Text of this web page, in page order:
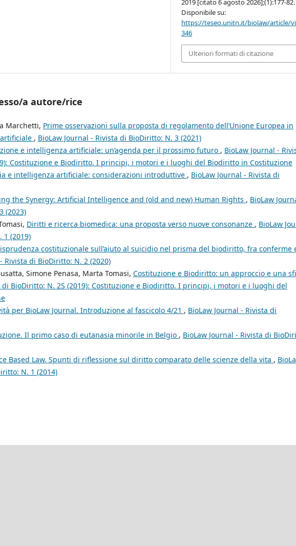
2019 [citato 6 agosto 2026];(1):177-82.
Disponibile su:
https://teseo.unitn.it/biolaw/article/
346
Ulteriori formati di citazione
a autore/rice
Marchetti, Prime osservazioni sulla proposta di regolamento dell’Unione Europea in
, BioLaw Journal - Rivista di BioDiritto: N. 3 (2021)
e intelligenza artificiale: un’agenda per il prossimo futuro , BioLaw Journal -
Costituzione e Biodiritto. I principi, i motori e i luoghi del Biodiritto in Costituzione
e intelligenza artificiale: considerazioni introduttive , BioLaw Journal - Rivista di
the Synergy: Artificial Intelligence and (old and new) Human Rights , BioLaw
(2023)
Diritti e ricerca biomedica: una proposta verso nuove consonanze , BioLaw
1 (2019)
costituzionale sull’aiuto al suicidio nel prisma del biodiritto, fra conferme
Rivista di BioDiritto: N. 2 (2020)
Simone Penasa, Marta Tomasi, Costituzione e Biodiritto: un approccio e una
di BioDiritto: N. 2S (2019): Costituzione e Biodiritto. I principi, i motori e i luoghi del
per BioLaw Journal. Introduzione al fascicolo 4/21 , BioLaw Journal - Rivista di
Il primo caso di eutanasia minorile in Belgio , BioLaw Journal - Rivista di
Based Law. Spunti di riflessione sul diritto comparato delle scienze della vita ,
N. 1 (2014)